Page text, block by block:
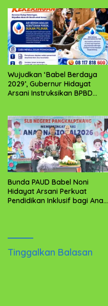
Babel
Wujudkan ‘Babel Berdaya
2029’, Gubernur Hidayat
Arsani Instruksikan BPBD
Bunda PAUD Babel Noni
Hidayat Arsani Perkuat
Pendidikan Inklusif bagi Anak
Tinggalkan Balasan